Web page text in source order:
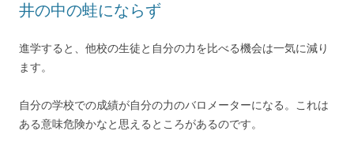
井の中の蛙にならず
進学すると、他校の生徒と自分の力を比べる機会は一気に減り
ます。
自分の学校での成績が自分の力のバロメーターになる。これは
ある意味危険かなと思えるところがあるのです。